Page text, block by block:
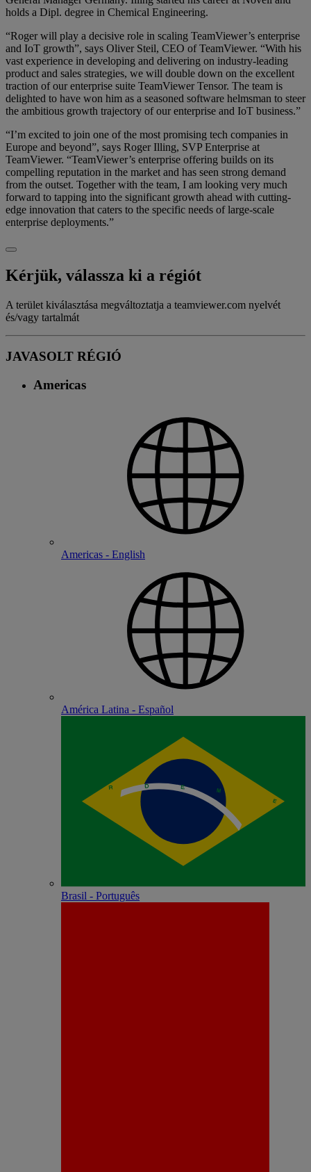
holds a Dipl. degree in Chemical Engineering.
“Roger will play a decisive role in scaling TeamViewer’s enterprise
and IoT growth”, says Oliver Steil, CEO of TeamViewer. “With his
vast experience in developing and delivering on industry-leading
product and sales strategies, we will double down on the excellent
traction of our enterprise suite TeamViewer Tensor. The team is
delighted to have won him as a seasoned software helmsman to steer
the ambitious growth trajectory of our enterprise and IoT business.”
“I’m excited to join one of the most promising tech companies in
Europe and beyond”, says Roger Illing, SVP Enterprise at
TeamViewer. “TeamViewer’s enterprise offering builds on its
compelling reputation in the market and has seen strong demand
from the outset. Together with the team, I am looking very much
forward to tapping into the significant growth ahead with cutting-
edge innovation that caters to the specific needs of large-scale
enterprise deployments.”
Kérjük, válassza ki a régiót
A terület kiválasztása megváltoztatja a teamviewer.com nyelvét
és/vagy tartalmát
JAVASOLT RÉGIÓ
Americas
Americas - English
América Latina - Español
Brasil - Português